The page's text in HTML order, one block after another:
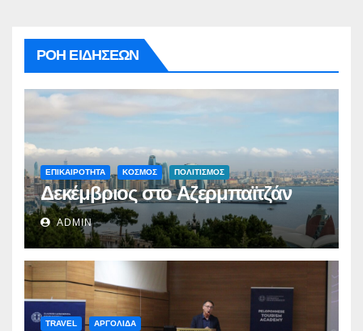
ΡΟΗ ΕΙΔΗΣΕΩΝ
ΕΠΙΚΑΙΡΟΤΗΤΑ ΚΟΣΜΟΣ ΠΟΛΙΤΙΣΜΟΣ
Δεκέμβριος στο Αζερμπαϊτζάν
ADMIN
TRAVEL ΑΡΓΟΛΙΔΑ